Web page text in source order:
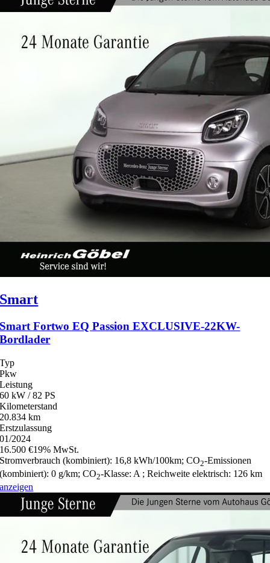
Smart
Smart Fortwo EQ Passion EXCLUSIVE-22KW-
Bordlader
Typ
Pkw
Leistung
60 kW / 82 PS
Kilometerstand
20.834 km
Erstzulassung
01/2024
16.500 €19% MwSt.
Stromverbrauch (kombiniert): 16,8 kWh/100km;CO2-Emissionen
(kombiniert):0 g/km;CO2-Klasse: A ;Reichweite elektrisch: 126 km
anzeigen